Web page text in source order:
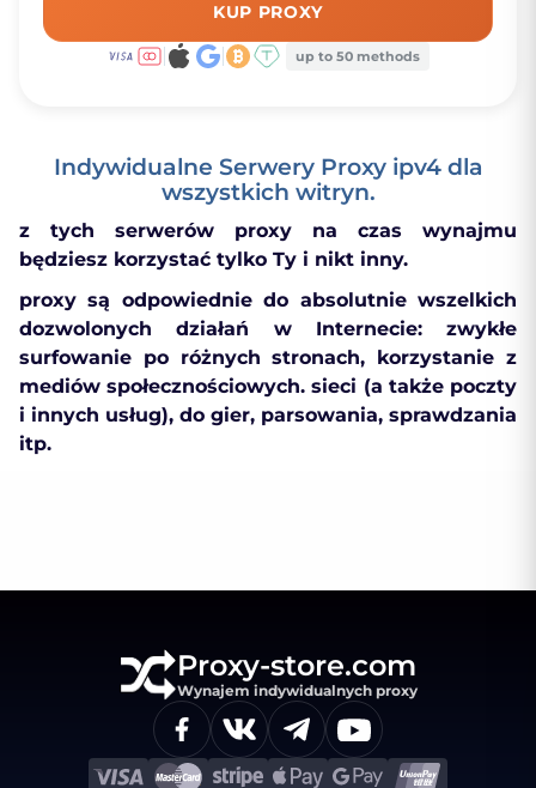
KUP PROXY
up to 50 methods
Indywidualne Serwery Proxy ipv4 dla
wszystkich witryn.
z tych serwerów proxy na czas wynajmu
będziesz korzystać tylko Ty i nikt inny.
proxy są odpowiednie do absolutnie wszelkich
dozwolonych działań w Internecie: zwykłe
surfowanie po różnych stronach, korzystanie z
mediów społecznościowych. sieci (a także poczty
i innych usług), do gier, parsowania, sprawdzania
itp.
Proxy-store.com
Wynajem indywidualnych proxy